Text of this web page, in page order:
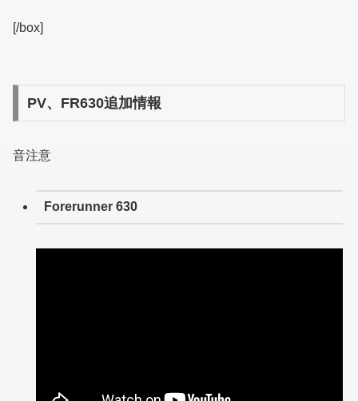
[/box]
PV、FR630追加情報
音注意
Forerunner 630